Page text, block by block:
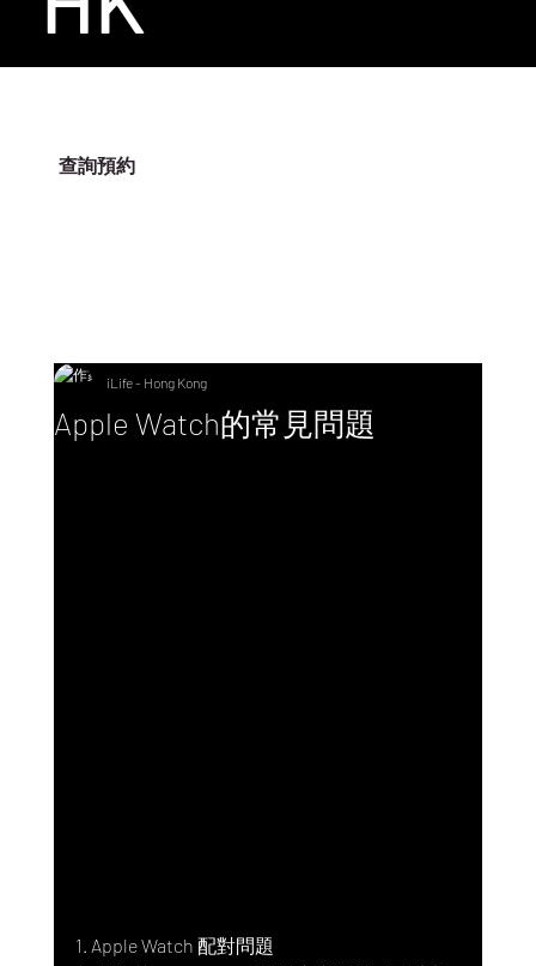
查詢預約
Apple Watch的常見問題
iLife - Hong Kong
1. Apple Watch 配對問題